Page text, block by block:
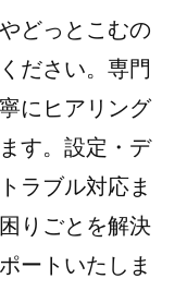
どっとこむの
ださい。専門
にヒアリング
す。設定・デ
ラブル対応ま
りごとを解決
ートいたしま